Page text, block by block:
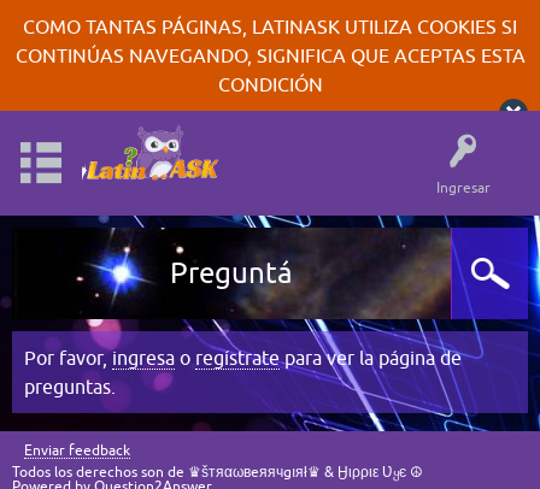
COMO TANTAS PÁGINAS, LATINASK UTILIZA COOKIES SI
CONTINÚAS NAVEGANDO, SIGNIFICA QUE ACEPTAS ESTA
CONDICIÓN
Ingresar
Preguntá
Por favor,ingresa o regístratepara ver la página de
preguntas.
Enviar feedback
Todos los derechos son de ♛šтяαωвeяячgıяł♛ & Ӈιρριε Ʋყє ☮